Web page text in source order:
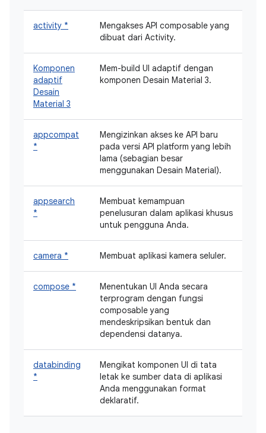
activity *
Mengakses API composable yang
dibuat dari Activity.
Komponen
adaptif
Desain
Material 3
Mem-build UI adaptif dengan
komponen Desain Material 3.
appcompat
*
Mengizinkan akses ke API baru
pada versi API platform yang lebih
lama (sebagian besar
menggunakan Desain Material).
appsearch
*
Membuat kemampuan
penelusuran dalam aplikasi khusus
untuk pengguna Anda.
camera * Membuat aplikasi kamera seluler.
compose *
Menentukan UI Anda secara
terprogram dengan fungsi
composable yang
mendeskripsikan bentuk dan
dependensi datanya.
databinding
*
Mengikat komponen UI di tata
letak ke sumber data di aplikasi
Anda menggunakan format
deklaratif.